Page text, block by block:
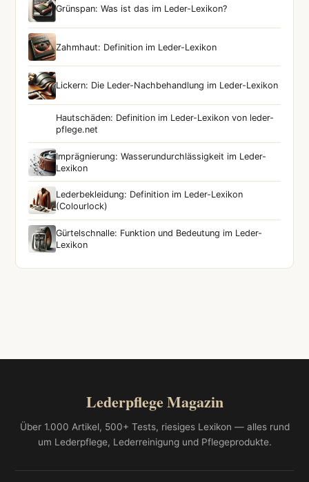
Grünspan: Was ist das im Leder-Lexikon?
Zahmhaut: Definition im Leder-Lexikon
Lickern: Die Leder-Nachbehandlung im Leder-Lexikon
Hautschäden: Definition im Leder-Lexikon von leder-
pflege.net
Imprägnierung: Wasserundurchlässigkeit im Leder-
Lexikon
Lederbekleidung: Definition im Leder-Lexikon
(Colourlock)
Gürtelschnalle: Funktion und Bedeutung im Leder-
Lexikon
Lederpflege Magazin
Über 1.000 Artikel, 500+ Tests, riesiges Lexikon — alles rund
um Lederpflege, Lederreinigung und Pflegeprodukte.